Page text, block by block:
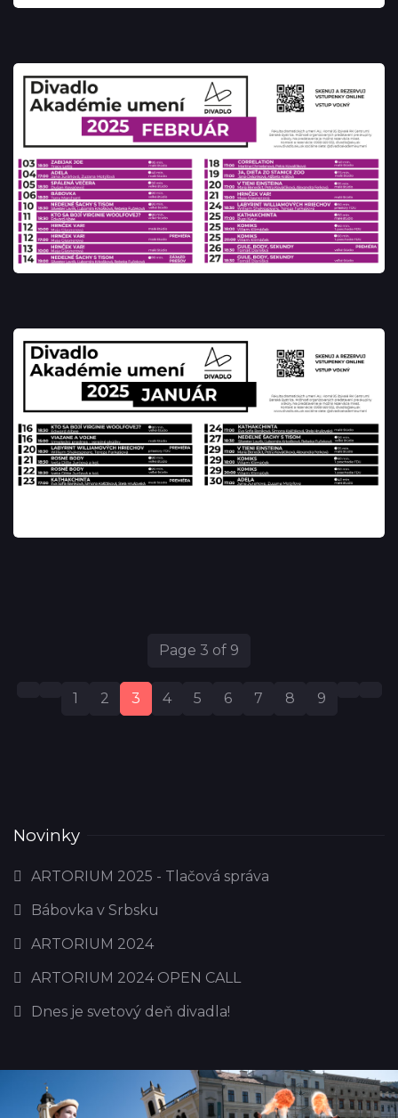
1 2 3 4 5 6 7 8 9
Page 3 of 9
Novinky
ARTORIUM 2025 - Tlačová správa
Bábovka v Srbsku
ARTORIUM 2024
ARTORIUM 2024 OPEN CALL
Dnes je svetový deň divadla!